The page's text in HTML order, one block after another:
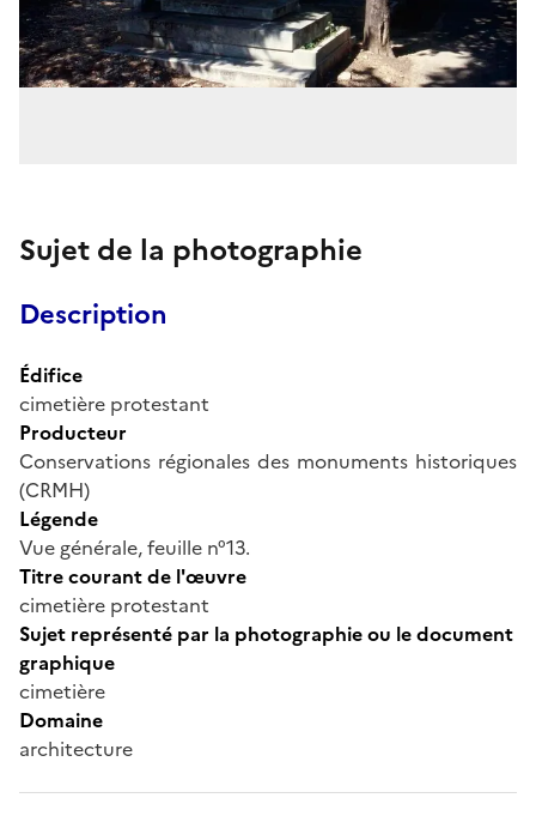
Sujet de la photographie
Description
Édifice
cimetière protestant
Producteur
Conservations régionales des monuments historiques
(CRMH)
Légende
Vue générale, feuille n°13.
Titre courant de l'œuvre
cimetière protestant
Sujet représenté par la photographie ou le document
graphique
cimetière
Domaine
architecture